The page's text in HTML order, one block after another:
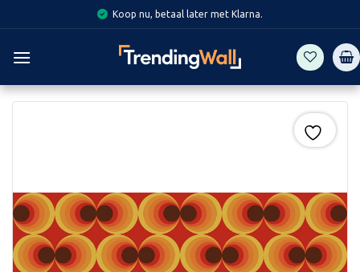
to
content
Koop nu, betaal later met Klarna.